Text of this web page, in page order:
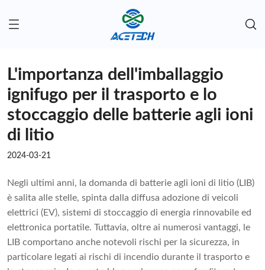
L'importanza dell'imballaggio
ignifugo per il trasporto e lo
stoccaggio delle batterie agli ioni
di litio
2024-03-21
Negli ultimi anni, la domanda di batterie agli ioni di litio (LIB)
è salita alle stelle, spinta dalla diffusa adozione di veicoli
elettrici (EV), sistemi di stoccaggio di energia rinnovabile ed
elettronica portatile. Tuttavia, oltre ai numerosi vantaggi, le
LIB comportano anche notevoli rischi per la sicurezza, in
particolare legati ai rischi di incendio durante il trasporto e